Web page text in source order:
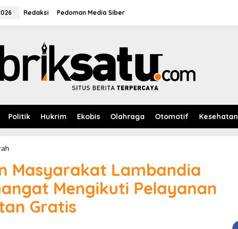
Redaksi Pedoman Media Siber
Politik Hukrim Ekobis Olahraga Otomotif Kesehatan
s
a
n
M
Masyarakat Lambandia
Mengikuti Pelayanan
Gratis